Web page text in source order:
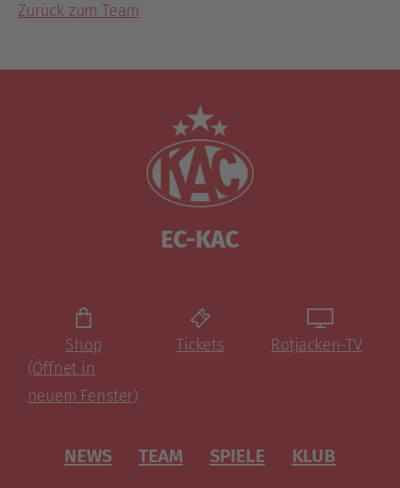
Zurück zum Team
EC-KAC
Shop
(Öffnet in
neuem Fenster)
Tickets Rotjacken-TV
NEWS TEAM SPIELE
KLUB